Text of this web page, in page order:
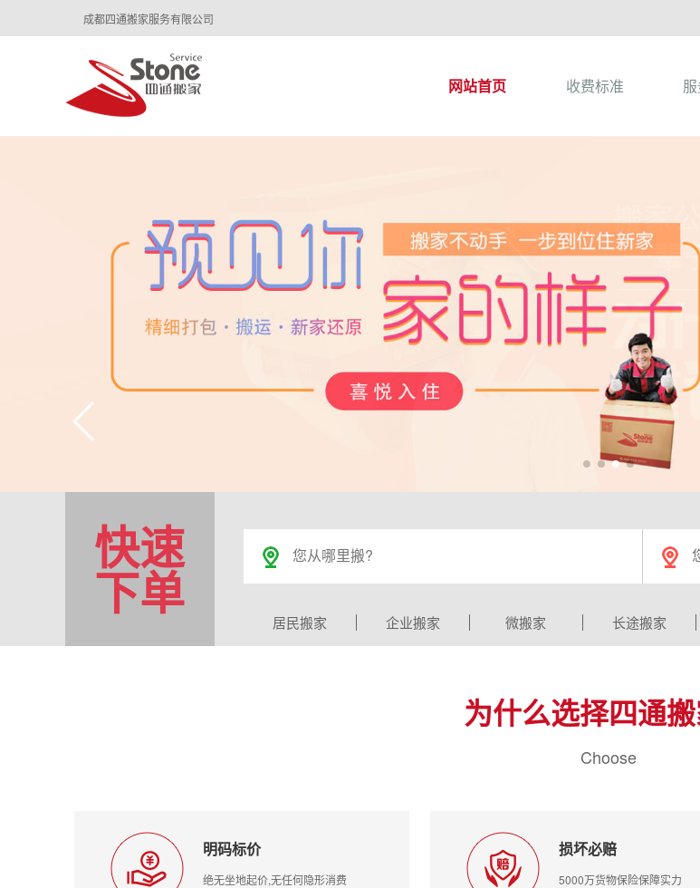
成都四通搬家服务有限公司
网站首页 收费标准
快速
下单 居民搬家 企业搬家 微搬家 长途搬家
为什么选择四通搬
Choose
明码标价
绝无坐地起价,无任何隐形消费
损坏必赔
5000万货物保险保障实力